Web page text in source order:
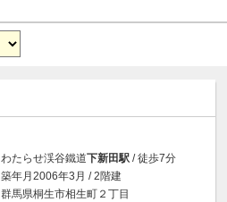
わたらせ渓谷鐵道下新田駅 / 徒歩7分
築年月2006年3月 / 2階建
群馬県桐生市相生町２丁目